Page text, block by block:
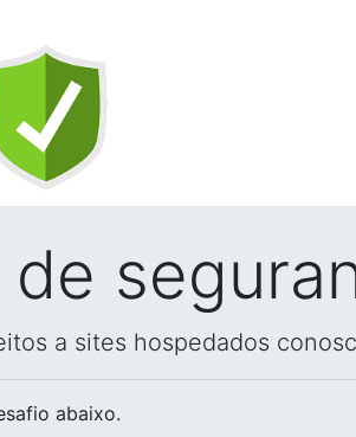
a sites hospedados
abaixo.